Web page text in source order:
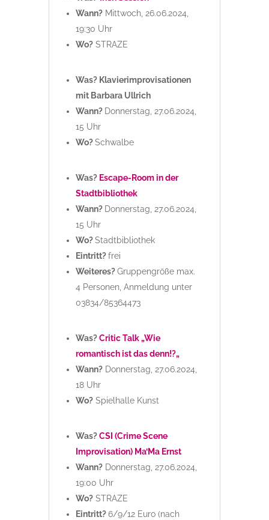
Wann?Mittwoch, 26.06.2024,
19:30 Uhr
Wo?STRAZE
Was? Klavierimprovisationen
mit Barbara Ullrich
Wann? Donnerstag, 27.06.2024,
15 Uhr
Wo?Schwalbe
Was? Escape-Room in der
Stadtbibliothek
Wann? Donnerstag, 27.06.2024,
15 Uhr
Wo?Stadtbibliothek
Eintritt?frei
Weiteres?Gruppengröße max.
4 Personen, Anmeldung unter
03834/85364473
Was?Critic Talk „Wie
romantisch ist das denn!?„
Wann?Donnerstag, 27.06.2024,
18 Uhr
Wo?Spielhalle Kunst
Was?CSI (Crime Scene
Improvisation) Ma’Ma Ernst
Wann?Donnerstag, 27.06.2024,
19:00 Uhr
Wo?STRAZE
Eintritt?6/9/12 Euro (nach